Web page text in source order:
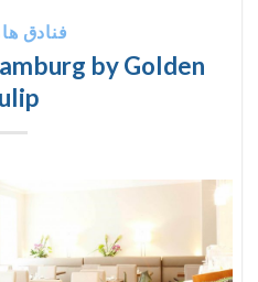
فنادق
by Golden